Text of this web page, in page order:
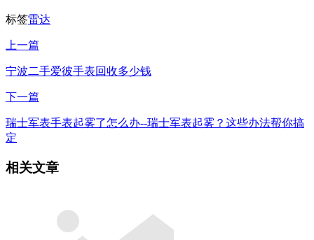
标签雷达
上一篇
宁波二手爱彼手表回收多少钱
下一篇
瑞士军表手表起雾了怎么办--瑞士军表起雾？这些办法帮你搞
定
相关文章